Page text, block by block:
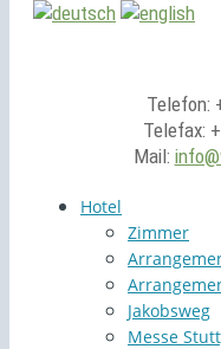
Telefon:
Telefax:
Mail:
Hotel
Zimmer
Jakobsweg
Messe